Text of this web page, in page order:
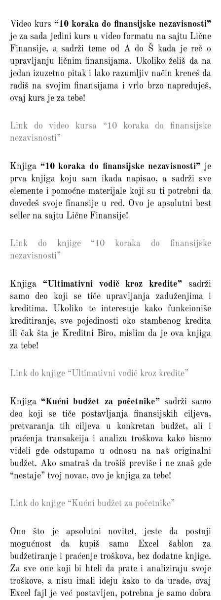
Video kurs “10 koraka do finansijske nezavisnosti”
je za sada jedini kurs u video formatu na sajtu Lične
Finansije, a sadrži teme od A do Š kada je reč o
upravljanju ličnim finansijama. Ukoliko želiš da na
jedan izuzetno pitak i lako razumljiv način kreneš da
radiš na svojim finansijama i vrlo brzo napreduješ,
ovaj kurs je za tebe!
Link do video kursa “10 koraka do finansijske
nezavisnosti”
Knjiga “10 koraka do finansijske nezavisnosti” je
prva knjiga koju sam ikada napisao, a sadrži sve
elemente i pomoćne materijale koji su ti potrebni da
dovedeš svoje finansije u red. Ovo je apsolutni best
seller na sajtu Lične Finansije!
Link do knjige “10 koraka do finansijske
nezavisnosti”
Knjiga “Ultimativni vodič kroz kredite” sadrži
samo deo koji se tiče upravljanja zaduženjima i
kreditima. Ukoliko te interesuje kako funkcioniše
kreditiranje, sve pojedinosti oko stambenog kredita
ili čak šta je Kreditni Biro, mislim da je ova knjiga
za tebe!
Link do knjige “Ultimativni vodič kroz kredite”
Knjiga“Kućni budžet za početnike”sadrži samo
deo koji se tiče postavljanja finansijskih ciljeva,
pretvaranja tih ciljeva u konkretan budžet, ali i
praćenja transakcija i analizu troškova kako bismo
videli gde odstupamo u odnosu na naš originalni
budžet. Ako smatraš da trošiš previše i ne znaš gde
“nestaje” tvoj novac, ovo je knjiga za tebe!
Link do knjige “Kućni budžet za početnike”
Ono što je apsolutni novitet, jeste da postoji
mogućnost da kupiš samo Excel šablon za
budžetiranje i praćenje troškova, bez dodatne knjige.
Za sve one koji bi hteli da prate i analiziraju svoje
troškove, a nisu imali ideju kako to da urade, ovaj
Excel fajl je već postavljen, potrebna je samo dobra